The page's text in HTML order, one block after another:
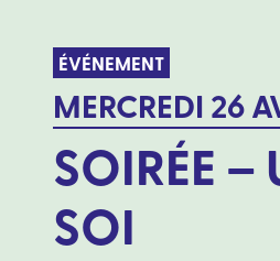
ÉVÉNEMENT
MERCREDI 26
SOIRÉE –
SOI